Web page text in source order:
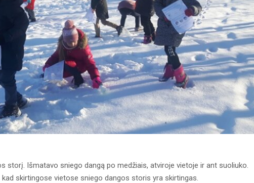
storį. Išmatavo sniego dangą po medžiais, atviroje vietoje ir ant suoliuko.
skirtingose vietose sniego dangos storis yra skirtingas.